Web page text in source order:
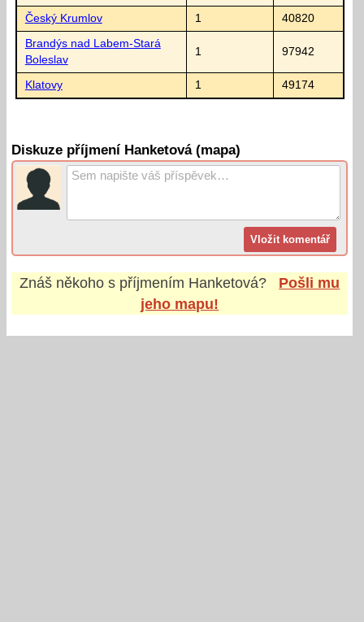
Český Krumlov 1 40820
Brandýs nad Labem-Stará
Boleslav
1 97942
Klatovy 1 49174
Diskuze příjmení Hanketová (mapa)
Znáš někoho s příjmením Hanketová?
Pošli mu
jeho mapu!